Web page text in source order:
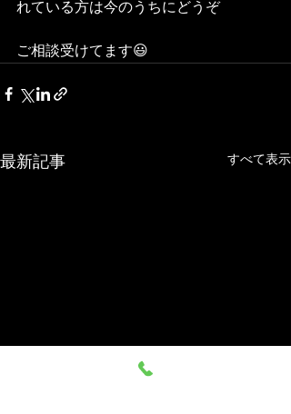
れている方は今のうちにどうぞ
ご相談受けてます😃
最新記事 すべて表示